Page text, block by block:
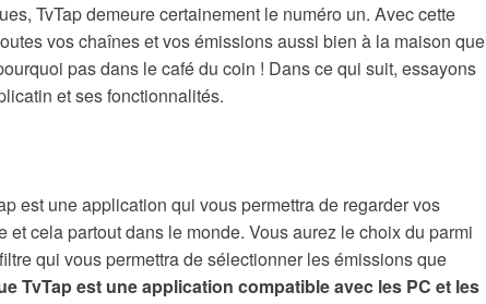
TvTap demeure certainement le numéro un. Avec cette
vos chaînes et vos émissions aussi bien à la maison que
pas dans le café du coin ! Dans ce qui suit, essayons
et ses fonctionnalités.
est une application qui vous permettra de regarder vos
cela partout dans le monde. Vous aurez le choix du parmi
qui vous permettra de sélectionner les émissions que
TvTap est une application compatible avec les PC et les